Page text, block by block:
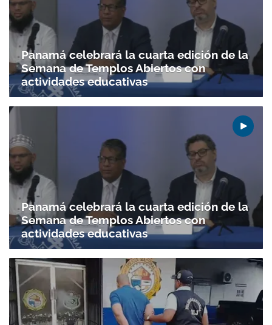
Panamá celebrará la cuarta edición de la
Semana de Templos Abiertos con
actividades educativas
Panamá celebrará la cuarta edición de la
Semana de Templos Abiertos con
actividades educativas